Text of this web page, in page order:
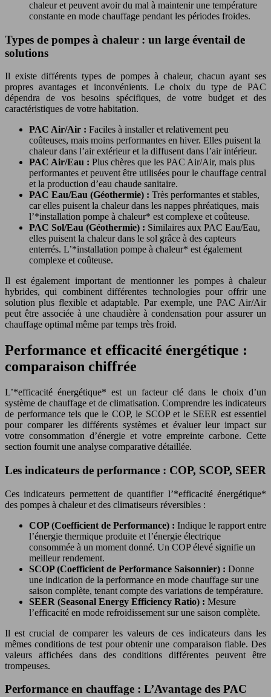
chaleur et peuvent avoir du mal à maintenir une température
constante en mode chauffage pendant les périodes froides.
Types de pompes à chaleur : un large éventail de
solutions
Il existe différents types de pompes à chaleur, chacun ayant ses
propres avantages et inconvénients. Le choix du type de PAC
dépendra de vos besoins spécifiques, de votre budget et des
caractéristiques de votre habitation.
PAC Air/Air : Faciles à installer et relativement peu
coûteuses, mais moins performantes en hiver. Elles puisent la
chaleur dans l’air extérieur et la diffusent dans l’air intérieur.
PAC Air/Eau : Plus chères que les PAC Air/Air, mais plus
performantes et peuvent être utilisées pour le chauffage central
et la production d’eau chaude sanitaire.
PAC Eau/Eau (Géothermie) : Très performantes et stables,
car elles puisent la chaleur dans les nappes phréatiques, mais
l’*installation pompe à chaleur* est complexe et coûteuse.
PAC Sol/Eau (Géothermie) : Similaires aux PAC Eau/Eau,
elles puisent la chaleur dans le sol grâce à des capteurs
enterrés. L’*installation pompe à chaleur* est également
complexe et coûteuse.
Il est également important de mentionner les pompes à chaleur
hybrides, qui combinent différentes technologies pour offrir une
solution plus flexible et adaptable. Par exemple, une PAC Air/Air
peut être associée à une chaudière à condensation pour assurer un
chauffage optimal même par temps très froid.
Performance et efficacité énergétique :
comparaison chiffrée
L’*efficacité énergétique* est un facteur clé dans le choix d’un
système de chauffage et de climatisation. Comprendre les indicateurs
de performance tels que le COP, le SCOP et le SEER est essentiel
pour comparer les différents systèmes et évaluer leur impact sur
votre consommation d’énergie et votre empreinte carbone. Cette
section fournit une analyse comparative détaillée.
Les indicateurs de performance : COP, SCOP, SEER
Ces indicateurs permettent de quantifier l’*efficacité énergétique*
des pompes à chaleur et des climatiseurs réversibles :
COP (Coefficient de Performance) : Indique le rapport entre
l’énergie thermique produite et l’énergie électrique
consommée à un moment donné. Un COP élevé signifie un
meilleur rendement.
SCOP (Coefficient de Performance Saisonnier) : Donne
une indication de la performance en mode chauffage sur une
saison complète, tenant compte des variations de température.
SEER (Seasonal Energy Efficiency Ratio) : Mesure
l’efficacité en mode refroidissement sur une saison complète.
Il est crucial de comparer les valeurs de ces indicateurs dans les
mêmes conditions de test pour obtenir une comparaison fiable. Des
valeurs affichées dans des conditions différentes peuvent être
trompeuses.
Performance en chauffage : L’Avantage des PAC